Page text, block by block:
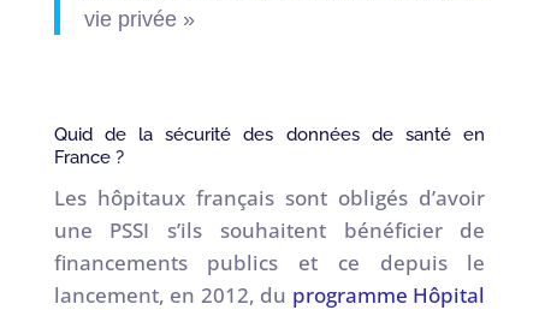
vie privée »
Quid de la sécurité des données de santé en
France ?
Les hôpitaux français sont obligés d’avoir
une PSSI s’ils souhaitent bénéficier de
financements publics et ce depuis le
lancement, en 2012, du programme Hôpital